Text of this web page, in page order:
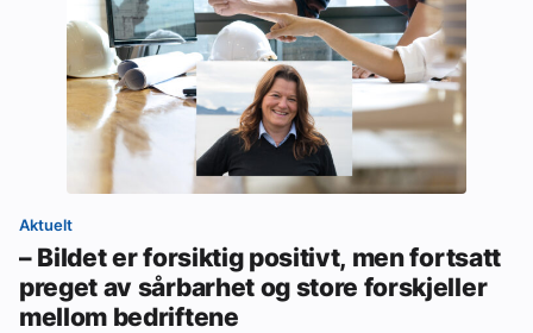
Aktuelt
– Bildet er forsiktig positivt, men fortsatt
preget av sårbarhet og store forskjeller
mellom bedriftene